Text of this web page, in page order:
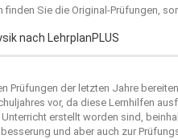
finden Sie die Original-Prüfungen,
nach LehrplanPLUS
Prüfungen der letzten Jahre
vor, da diese Lernhilfen
erstellt worden sind,
und aber auch zur